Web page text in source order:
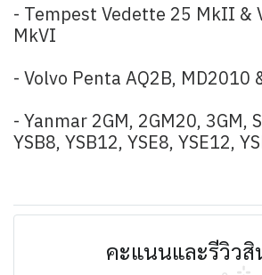
- Tempest Vedette 25 MkII &
MkVI
- Volvo Penta AQ2B, MD2010
- Yanmar 2GM, 2GM20, 3GM,
YSB8, YSB12, YSE8, YSE12,
คะแนนและรีวิวสิ